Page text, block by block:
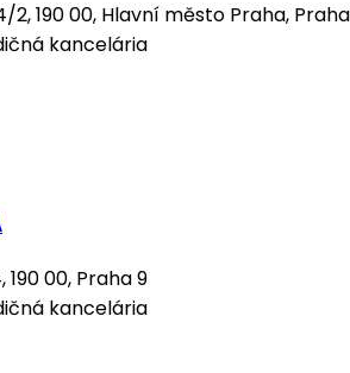
2, 190 00, Hlavní město Praha,
kancelária
00, Praha 9
kancelária